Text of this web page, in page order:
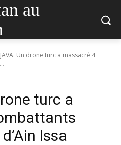
au
Un drone turc a massacré 4
turc a
Issa